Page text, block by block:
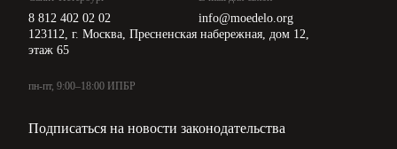
8 812 402 02 02
info@moedelo.org
123112, г. Москва, Пресненская набережная, дом 12,
этаж 65
пн-пт, 9:00–18:00 ИПБР
Подписаться на новости законодательства